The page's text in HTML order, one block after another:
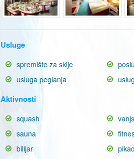
Usluge
spremište za skije
usluga peglanja
Aktivnosti
squash
sauna
bilijar